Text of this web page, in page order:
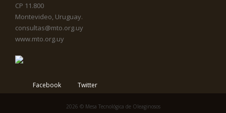
CP 11.800
Montevideo, Uruguay.
consultas@mto.org.uy
www.mto.org.uy
Facebook Twitter
2026 © Mesa Tecnológica de Oleaginosos